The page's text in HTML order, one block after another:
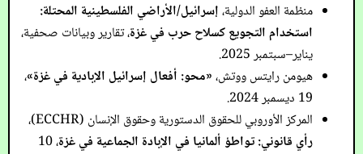
منظمة العفو الدولية،إسرائيل/الأراضي الفلسطينية المحتلة:
استخدام التجويع كسلاح حرب في غزة، تقارير وبيانات صحفية،
يناير–سبتمبر 2025.
هيومن رايتس ووتش،«محو: أفعال إسرائيل الإبادية في غزة»،
19 ديسمبر 2024.
المركز الأوروبي للحقوق الدستورية وحقوق الإنسان (ECCHR)،
رأي قانوني: تواطؤ ألمانيا في الإبادة الجماعية في غزة ، 10